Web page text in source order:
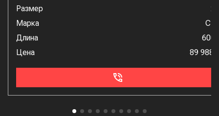
Размер
25
Марка
Ст3
Длина
6000
Цена
89 988 ₽